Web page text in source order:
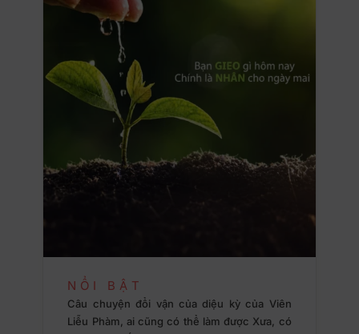
NỔI BẬT
Câu chuyện đổi vận của diệu kỳ của Viên
Liễu Phàm, ai cũng có thể làm được Xưa, có